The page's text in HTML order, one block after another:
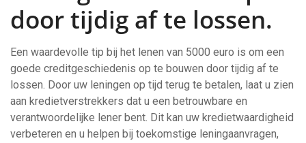
door tijdig af te lossen.
Een waardevolle tip bij het lenen van 5000 euro is om een
goede creditgeschiedenis op te bouwen door tijdig af te
lossen. Door uw leningen op tijd terug te betalen, laat u zien
aan kredietverstrekkers dat u een betrouwbare en
verantwoordelijke lener bent. Dit kan uw kredietwaardigheid
verbeteren en u helpen bij toekomstige leningaanvragen,